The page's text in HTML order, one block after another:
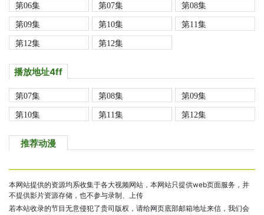
第06集 第07集
第08集
第09集
第10集
第11集
第12集
第12集
播放地址4ff
第07集 第08集
第09集
第10集
第11集 第12集
推荐动漫
本网站提供的资源均系收集于各大视频网站，本网站只提供web页面服务，并
不提供影片资源存储，也不参与录制、上传
若本站收录的节目无意侵犯了贵司版权，请给网页底部邮箱地址来信，我们会